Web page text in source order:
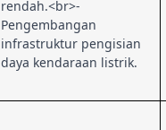
rendah.<br>-
Pengembangan
infrastruktur pengisian
daya kendaraan listrik.